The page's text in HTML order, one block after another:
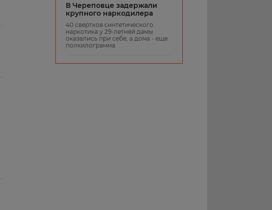
В Череповце задержали
крупного наркодилера
40 свертков синтетического
наркотика у 29-летней дамы
оказались при себе, а дома - еще
полкилограмма.